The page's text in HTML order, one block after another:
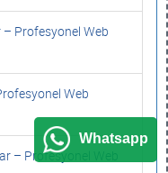
Profesyonel Web
Web
– Profesyonel Web
Whatsapp